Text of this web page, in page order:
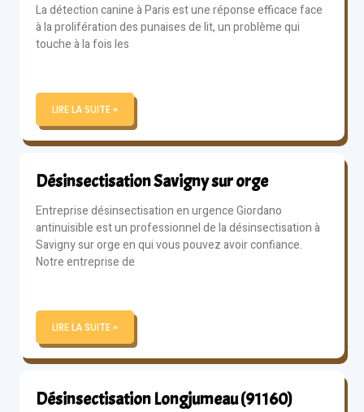
La détection canine à Paris est une réponse efficace face
à la prolifération des punaises de lit, un problème qui
touche à la fois les
LIRE LA SUITE »
Désinsectisation Savigny sur orge
Entreprise désinsectisation en urgence Giordano
antinuisible est un professionnel de la désinsectisation à
Savigny sur orge en qui vous pouvez avoir confiance.
Notre entreprise de
LIRE LA SUITE »
Désinsectisation Longjumeau (91160)